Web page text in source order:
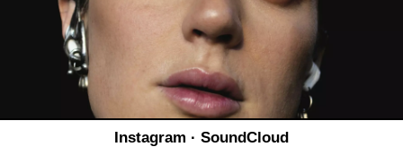
Instagram · SoundCloud